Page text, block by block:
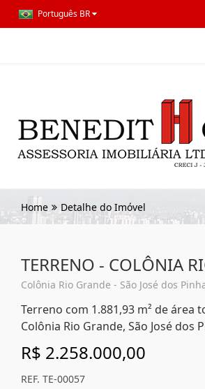
Português BR
Home Detalhe do Imóvel
TERRENO - COLÔNIA
Colônia Rio Grande - São José dos
Terreno com 1.881,93 m² de área
Colônia Rio Grande, São José dos
R$ 2.258.000,00
REF. TE-00057